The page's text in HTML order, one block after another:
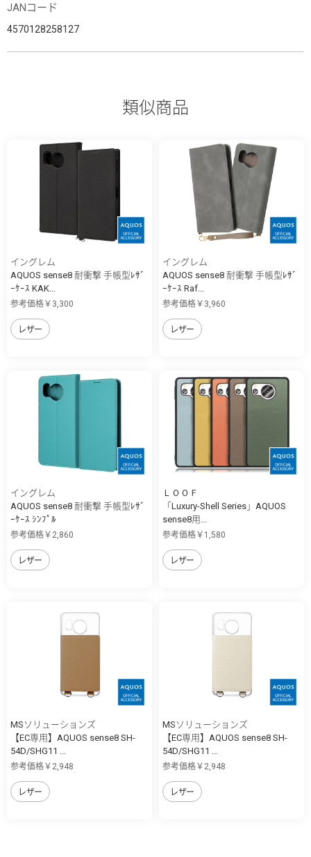
JANコード
4570128258127
類似商品
イングレム
AQUOS sense8 耐衝撃 手帳型ﾚｻﾞ
ｰｹｰｽ KAK...
参考価格￥3,300
レザー
イングレム
AQUOS sense8 耐衝撃 手帳型ﾚｻﾞ
ｰｹｰｽ Raf...
参考価格￥3,960
レザー
イングレム
AQUOS sense8 耐衝撃 手帳型ﾚｻﾞ
ｰｹｰｽ ｼﾝﾌﾟﾙ
参考価格￥2,860
レザー
ＬＯＯＦ
「Luxury-Shell Series」AQUOS
sense8用...
参考価格￥1,580
レザー
MSソリューションズ
【EC専用】AQUOS sense8 SH-
54D/SHG11 ...
参考価格￥2,948
レザー
MSソリューションズ
【EC専用】AQUOS sense8 SH-
54D/SHG11 ...
参考価格￥2,948
レザー